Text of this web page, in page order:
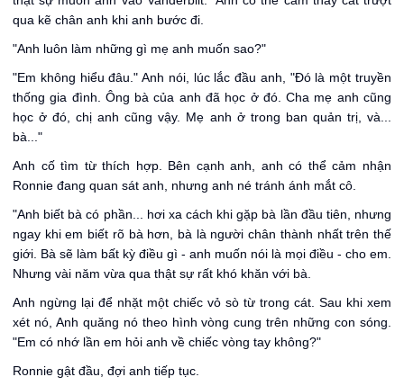
qua kẽ chân anh khi anh bước đi.
"Anh luôn làm những gì mẹ anh muốn sao?"
"Em không hiểu đâu." Anh nói, lúc lắc đầu anh, "Đó là một truyền
thống gia đình. Ông bà của anh đã học ở đó. Cha mẹ anh cũng
học ở đó, chị anh cũng vậy. Mẹ anh ở trong ban quản trị, và...
bà..."
Anh cố tìm từ thích hợp. Bên cạnh anh, anh có thể cảm nhận
Ronnie đang quan sát anh, nhưng anh né tránh ánh mắt cô.
"Anh biết bà có phần... hơi xa cách khi gặp bà lần đầu tiên, nhưng
ngay khi em biết rõ bà hơn, bà là người chân thành nhất trên thế
giới. Bà sẽ làm bất kỳ điều gì - anh muốn nói là mọi điều - cho em.
Nhưng vài năm vừa qua thật sự rất khó khăn với bà.
Anh ngừng lại để nhặt một chiếc vỏ sò từ trong cát. Sau khi xem
xét nó, Anh quăng nó theo hình vòng cung trên những con sóng.
"Em có nhớ lần em hỏi anh về chiếc vòng tay không?"
Ronnie gật đầu, đợi anh tiếp tục.